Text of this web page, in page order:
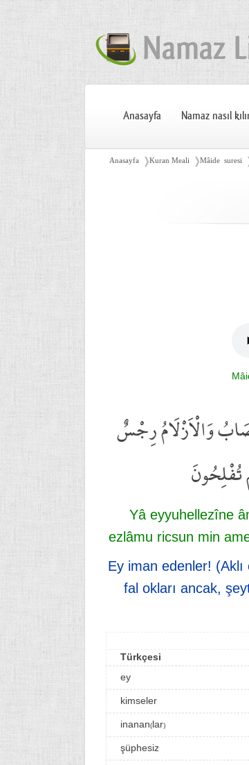
Anasayfa Namaz nasıl
Anasayfa ❭Kuran Meali ❭Mâide suresi
وَالْاَزْلَامُ رِجْسٌ
Yâ eyyuhellezîne
ezlâmu ricsun min
Ey iman edenler!
fal okları ancak,
Türkçesi
ey
kimseler
inanan(lar)
şüphesiz